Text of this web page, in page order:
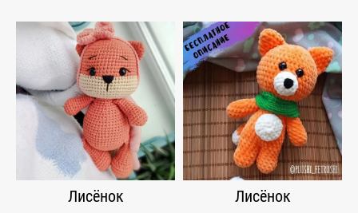
Лисёнок Лисёнок